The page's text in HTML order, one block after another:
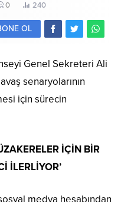
0 240
OL
Genel Sekreteri Ali
senaryolarının
için sürecin
İÇİN BİR
İLERLİYOR’
medya hesabından